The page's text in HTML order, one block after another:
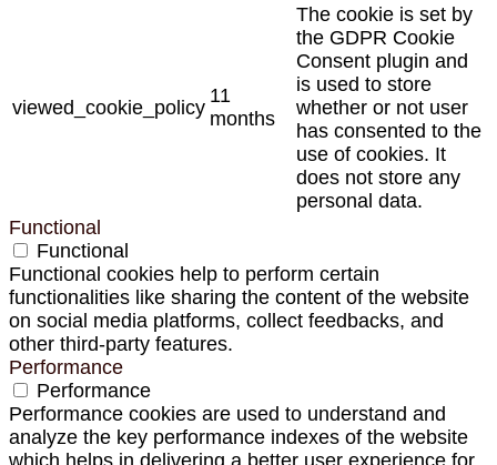
viewed_cookie_policy
11
months
The cookie is set by
the GDPR Cookie
Consent plugin and
is used to store
whether or not user
has consented to the
use of cookies. It
does not store any
personal data.
Functional
Functional
Functional cookies help to perform certain
functionalities like sharing the content of the website
on social media platforms, collect feedbacks, and
other third-party features.
Performance
Performance
Performance cookies are used to understand and
analyze the key performance indexes of the website